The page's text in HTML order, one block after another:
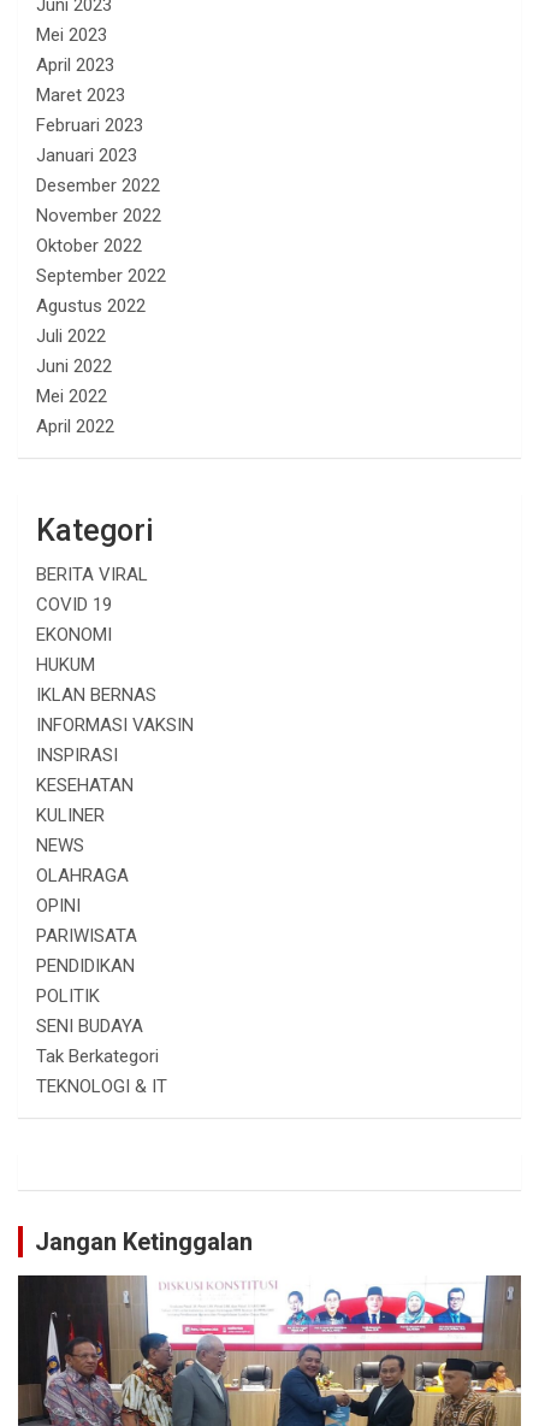
Juni 2023
Mei 2023
April 2023
Maret 2023
Februari 2023
Januari 2023
Desember 2022
November 2022
Oktober 2022
September 2022
Agustus 2022
Juli 2022
Juni 2022
Mei 2022
April 2022
Kategori
BERITA VIRAL
COVID 19
EKONOMI
HUKUM
IKLAN BERNAS
INFORMASI VAKSIN
INSPIRASI
KESEHATAN
KULINER
NEWS
OLAHRAGA
OPINI
PARIWISATA
PENDIDIKAN
POLITIK
SENI BUDAYA
Tak Berkategori
TEKNOLOGI & IT
Jangan Ketinggalan